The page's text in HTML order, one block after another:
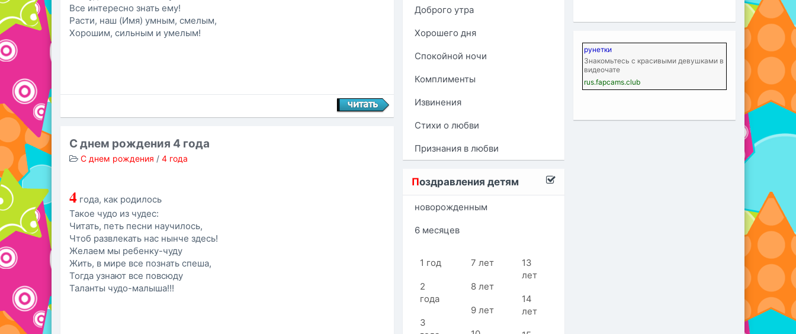
Все интересно знать ему!
Расти, наш (Имя) умным, смелым,
Хорошим, сильным и умелым!
С днем рождения 4 года
С днем рождения / 4 года
4 года, как родилось
Такое чудо из чудес:
Читать, петь песни научилось,
Чтоб развлекать нас нынче здесь!
Желаем мы ребенку-чуду
Жить, в мире все познать спеша,
Тогда узнают все повсюду
Таланты чудо-малыша!!!
Доброго утра
Хорошего дня
Спокойной ночи
Комплименты
Извинения
Стихи о любви
Признания в любви
Поздравления детям
новорожденным
6 месяцев
1 год
2
года
3
7 лет
8 лет
9 лет
13
лет
14
лет
рунетки
Знакомьтесь с красивыми девушками в
видеочате
rus.fapcams.club